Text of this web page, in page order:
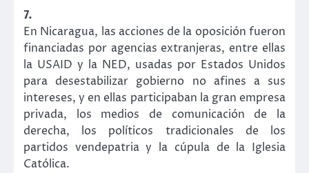
7.
En Nicaragua, las acciones de la oposición fueron
financiadas por agencias extranjeras, entre ellas
la USAID y la NED, usadas por Estados Unidos
para desestabilizar gobierno no afines a sus
intereses, y en ellas participaban la gran empresa
privada, los medios de comunicación de la
derecha, los políticos tradicionales de los
partidos vendepatria y la cúpula de la Iglesia
Católica.